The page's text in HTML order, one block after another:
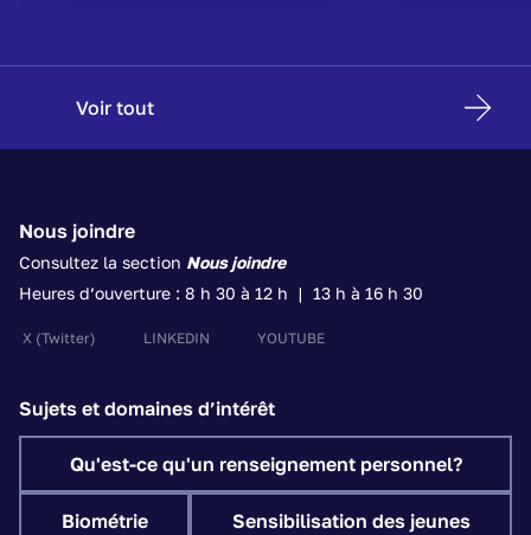
Voir tout
Nous joindre
Consultez la section Nous joindre
Heures d’ouverture : 8 h 30 à 12 h | 13 h à 16 h 30
X (Twitter) LINKEDIN YOUTUBE
Sujets et domaines d’intérêt
Qu'est-ce qu'un renseignement personnel?
Biométrie Sensibilisation des jeunes